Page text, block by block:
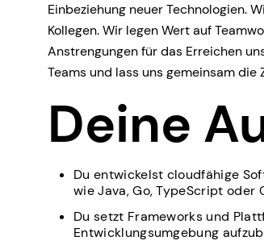
Einbeziehung neuer Technologien.
Kollegen. Wir legen Wert auf
Anstrengungen für das Erreichen
Teams und lass uns gemeinsam die
Deine
Du entwickelst cloudfähige
wie Java, Go, TypeScript oder
Du setzt Frameworks und
Entwicklungsumgebung